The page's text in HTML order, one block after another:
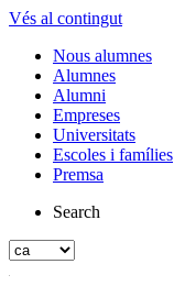
Vés al contingut
Nous alumnes
Alumnes
Alumni
Empreses
Universitats
Escoles i famílies
Premsa
Search